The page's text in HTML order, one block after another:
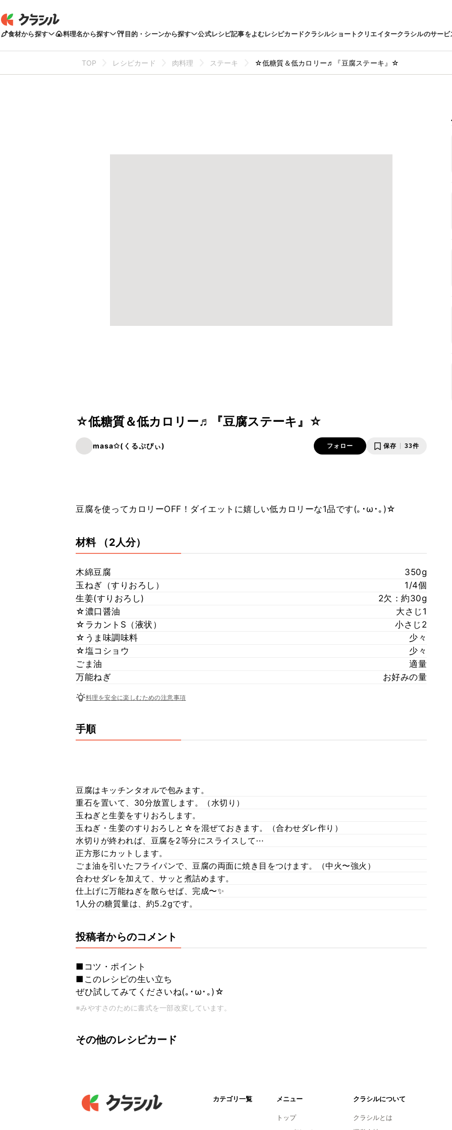
食材から探す 料理名から探す 目的・シーンから探す 公式レシピ記事をよむレシピカードクラシルショートクリエイタークラシルのサービ
TOP レシピカード 肉料理 ステーキ ☆低糖質＆低カロリー♬『豆腐ステーキ』☆
☆低糖質＆低カロリー♬『豆腐ステーキ』☆
masa✩(くるぷぴぃ) フォロー 保存 33件
豆腐を使ってカロリーOFF！ダイエットに嬉しい低カロリーな1品です(｡･ω･｡)☆
材料 （2人分）
木綿豆腐
350g
玉ねぎ（すりおろし）
1/4個
生姜(すりおろし)
2欠：約30g
☆濃口醤油
大さじ1
☆ラカントS（液状）
小さじ2
☆うま味調味料
少々
☆塩コショウ
少々
ごま油
適量
万能ねぎ
お好みの量
料理を安全に楽しむための注意事項
手順
豆腐はキッチンタオルで包みます。
重石を置いて、30分放置します。（水切り）
玉ねぎと生姜をすりおろします。
玉ねぎ・生姜のすりおろしと☆を混ぜておきます。（合わせダレ作り）
水切りが終われば、豆腐を2等分にスライスして⋯
正方形にカットします。
ごま油を引いたフライパンで、豆腐の両面に焼き目をつけます。（中火〜強火）
合わせダレを加えて、サッと煮詰めます。
仕上げに万能ねぎを散らせば、完成〜✨
1人分の糖質量は、約5.2gです。
投稿者からのコメント
■コツ・ポイント
■このレシピの生い立ち
ぜひ試してみてくださいね(｡･ω･｡)☆
※みやすさのために書式を一部改変しています。
その他のレシピカード
カテゴリ一覧 メニュー
トップ
クラシルについて
クラシルとは